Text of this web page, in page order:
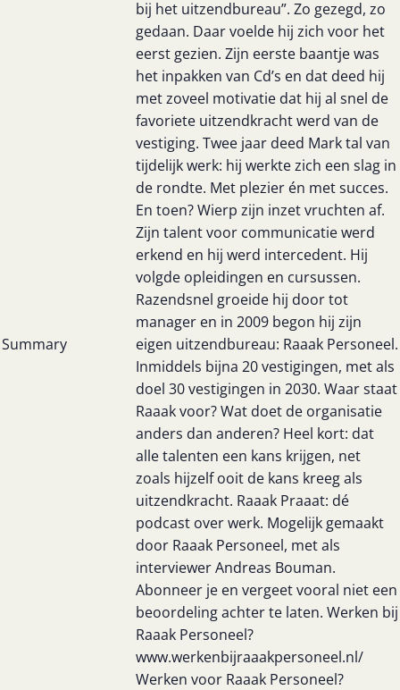
Summary
bij het uitzendbureau”. Zo gezegd, zo
gedaan. Daar voelde hij zich voor het
eerst gezien. Zijn eerste baantje was
het inpakken van Cd’s en dat deed hij
met zoveel motivatie dat hij al snel de
favoriete uitzendkracht werd van de
vestiging. Twee jaar deed Mark tal van
tijdelijk werk: hij werkte zich een slag in
de rondte. Met plezier én met succes.
En toen? Wierp zijn inzet vruchten af.
Zijn talent voor communicatie werd
erkend en hij werd intercedent. Hij
volgde opleidingen en cursussen.
Razendsnel groeide hij door tot
manager en in 2009 begon hij zijn
eigen uitzendbureau: Raaak Personeel.
Inmiddels bijna 20 vestigingen, met als
doel 30 vestigingen in 2030. Waar staat
Raaak voor? Wat doet de organisatie
anders dan anderen? Heel kort: dat
alle talenten een kans krijgen, net
zoals hijzelf ooit de kans kreeg als
uitzendkracht. Raaak Praaat: dé
podcast over werk. Mogelijk gemaakt
door Raaak Personeel, met als
interviewer Andreas Bouman.
Abonneer je en vergeet vooral niet een
beoordeling achter te laten. Werken bij
Raaak Personeel?
www.werkenbijraaakpersoneel.nl/
Werken voor Raaak Personeel?